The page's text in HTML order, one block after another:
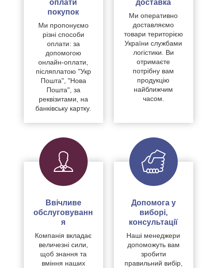
оплати
покупок
Ми пропонуємо
різні способи
оплати: за
допомогою
онлайн-оплати,
післяплатою "Укр
Пошта", "Нова
Пошта", за
реквізитами, на
банківську картку.
доставка
Ми оперативно
доставляємо
товари територією
України службами
логістики. Ви
отримаєте
потрібну вам
продукцію
найближчим
часом.
Ввічливе
обслуговуванн
я
Компанія вкладає
величезні сили,
щоб знання та
вміння наших
Допомога у
виборі,
консультації
Наші менеджери
допоможуть вам
зробити
правильний вибір,